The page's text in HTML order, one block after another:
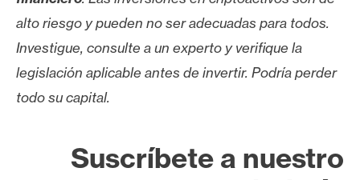
alto riesgo y pueden no ser adecuadas para todos.
Investigue, consulte a un experto y verifique la
legislación aplicable antes de invertir. Podría perder
todo su capital.
Suscríbete a nuestro